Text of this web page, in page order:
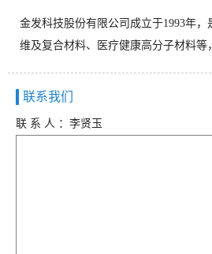
金发科技股份有限公司成立于1993年
维及复合材料、医疗健康高分子材料
联系我们
联 系 人 ：李贤玉